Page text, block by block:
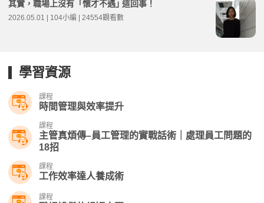
其實，職場上沒有「懷才不遇｣ 這回事！
2026.05.01 | 104小編 | 24554觀看數
學習資源
課程
時間管理與效率提升
課程
主管真煩傳–員工管理的實戰話術｜處理員工問題的
18招
課程
工作效率達人養成術
課程